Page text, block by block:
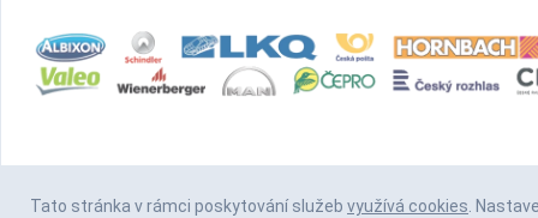
Tato stránka v rámci poskytování služeb využívá cookies.